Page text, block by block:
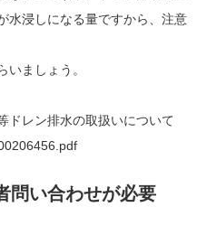
水浸しになる量ですから、注意
いましょう。
ドレン排水の取扱いについて
問い合わせが必要